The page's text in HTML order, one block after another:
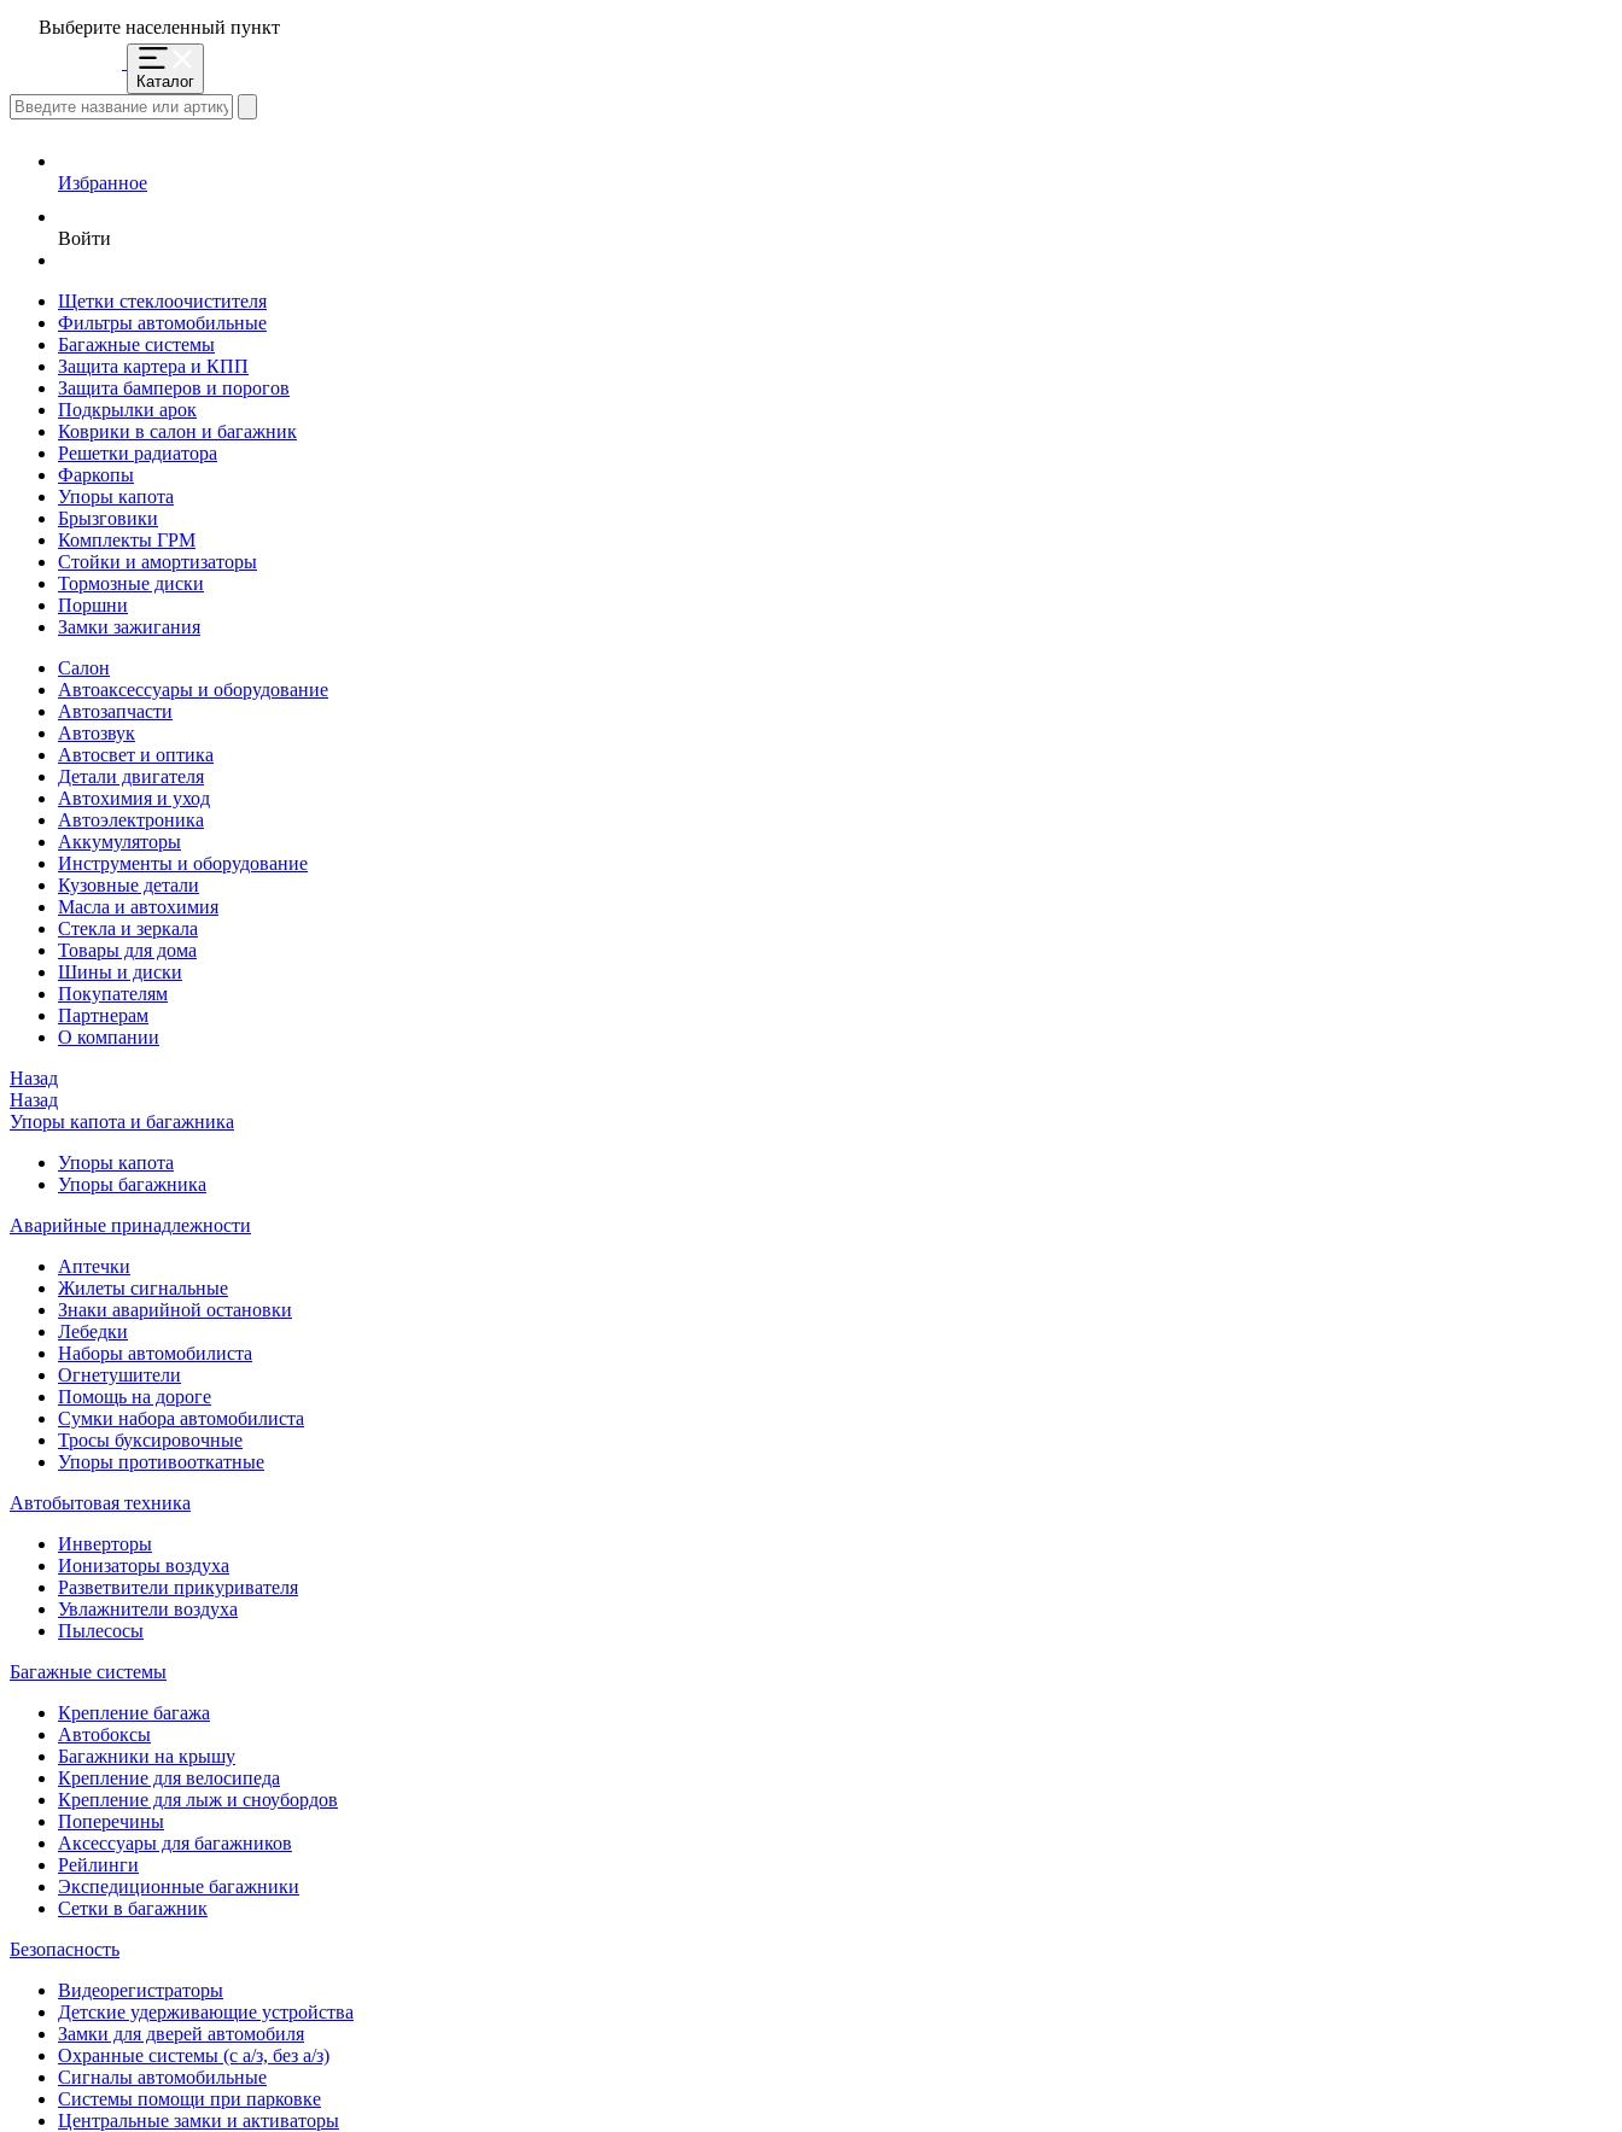
Выберите населенный пункт
Каталог
Избранное
Войти
Щетки стеклоочистителя
Фильтры автомобильные
Багажные системы
Защита картера и КПП
Защита бамперов и порогов
Подкрылки арок
Коврики в салон и багажник
Решетки радиатора
Фаркопы
Упоры капота
Брызговики
Комплекты ГРМ
Стойки и амортизаторы
Тормозные диски
Поршни
Замки зажигания
Салон
Автоаксессуары и оборудование
Автозапчасти
Автозвук
Автосвет и оптика
Детали двигателя
Автохимия и уход
Автоэлектроника
Аккумуляторы
Инструменты и оборудование
Кузовные детали
Масла и автохимия
Стекла и зеркала
Товары для дома
Шины и диски
Покупателям
Партнерам
О компании
Назад
Назад
Упоры капота и багажника
Упоры капота
Упоры багажника
Аварийные принадлежности
Аптечки
Жилеты сигнальные
Знаки аварийной остановки
Лебедки
Наборы автомобилиста
Огнетушители
Помощь на дороге
Сумки набора автомобилиста
Тросы буксировочные
Упоры противооткатные
Автобытовая техника
Инверторы
Ионизаторы воздуха
Разветвители прикуривателя
Увлажнители воздуха
Пылесосы
Багажные системы
Крепление багажа
Автобоксы
Багажники на крышу
Крепление для велосипеда
Крепление для лыж и сноубордов
Поперечины
Аксессуары для багажников
Рейлинги
Экспедиционные багажники
Сетки в багажник
Безопасность
Видеорегистраторы
Детские удерживающие устройства
Замки для дверей автомобиля
Охранные системы (с а/з, без а/з)
Сигналы автомобильные
Системы помощи при парковке
Центральные замки и активаторы